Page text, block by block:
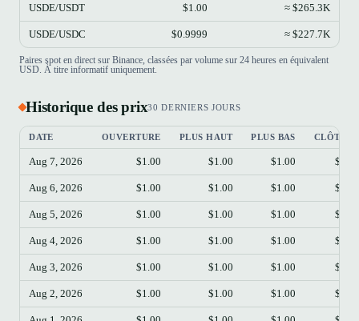
USDE/USDT $1.00 ≈ $265.3K
USDE/USDC $0.9999 ≈ $227.7K
Paires spot en direct sur Binance, classées par volume sur 24 heures en équivalent
USD. À titre informatif uniquement.
Historique des prix30 DERNIERS JOURS
DATE OUVERTURE PLUS HAUT PLUS BAS CLÔTURE
Aug 7, 2026 $1.00 $1.00 $1.00 $1.00
Aug 6, 2026 $1.00 $1.00 $1.00 $1.00
Aug 5, 2026 $1.00 $1.00 $1.00 $1.00
Aug 4, 2026 $1.00 $1.00 $1.00 $1.00
Aug 3, 2026 $1.00 $1.00 $1.00 $1.00
Aug 2, 2026 $1.00 $1.00 $1.00 $1.00